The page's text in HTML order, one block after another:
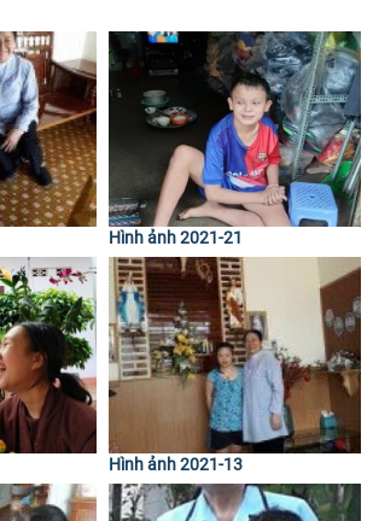
Hình ảnh 2021-21
Hình ảnh 2021-13